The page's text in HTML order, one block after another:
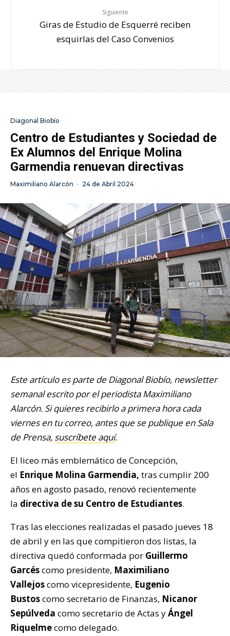
Siguiente
Giras de Estudio de Esquerré reciben
esquirlas del Caso Convenios
Diagonal Biobío
Centro de Estudiantes y Sociedad de
Ex Alumnos del Enrique Molina
Garmendia renuevan directivas
Maximiliano Alarcón · 24 de Abril 2024
Este artículo es parte de Diagonal Biobío, newsletter
semanal escrito por el periodista Maximiliano
Alarcón. Si quieres recibirlo a primera hora cada
viernes en tu correo, antes que se publique en Sala
de Prensa, suscríbete aquí.
El liceo más emblemático de Concepción,
el Enrique Molina Garmendia, tras cumplir 200
años en agosto pasado, renovó recientemente
la directiva de su Centro de Estudiantes.
Tras las elecciones realizadas el pasado jueves 18
de abril y en las que compitieron dos listas, la
directiva quedó conformada por Guillermo
Garcéscomo presidente, Maximiliano
Vallejoscomo vicepresidente, Eugenio
Bustoscomo secretario de Finanzas, Nicanor
Sepúlveda como secretario de Actas yÁngel
Riquelmecomo delegado.